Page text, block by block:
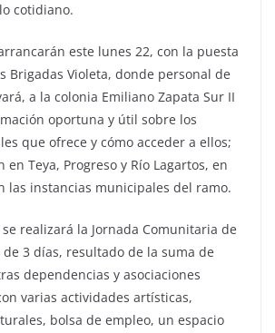
cotidiano.
este lunes 22, con la puesta
Brigadas Violeta, donde personal de
a la colonia Emiliano Zapata Sur II
oportuna y útil sobre los
que ofrece y cómo acceder a ellos;
Teya, Progreso y Río Lagartos, en
las instancias municipales del ramo.
se realizará la Jornada Comunitaria de
de 3 días, resultado de la suma de
dependencias y asociaciones
varias actividades artísticas,
bolsa de empleo, un espacio